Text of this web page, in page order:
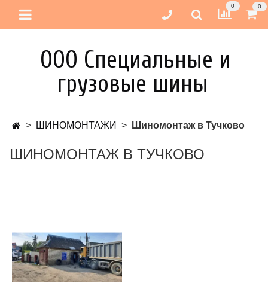
0 0
ООО Специальные и
грузовые шины
ШИНОМОНТАЖИ Шиномонтаж в Тучково
ШИНОМОНТАЖ В ТУЧКОВО